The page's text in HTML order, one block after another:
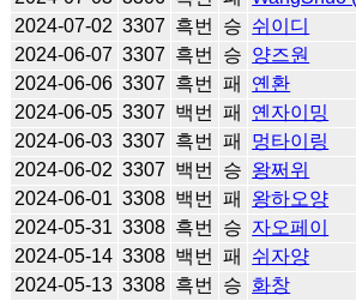
2024-07-02 3307 흑번 승 쉬이디
2024-06-07 3307 흑번 승 양즈원
2024-06-06 3307 흑번 패 옌환
2024-06-05 3307 백번 패 옌자이밍
2024-06-03 3307 흑번 패 멍타이링
2024-06-02 3307 백번 승 왕쩌위
2024-06-01 3308 백번 패 왕하오양
2024-05-31 3308 흑번 승 자오페이
2024-05-14 3308 백번 패 쉬자양
2024-05-13 3308 흑번 승 화창